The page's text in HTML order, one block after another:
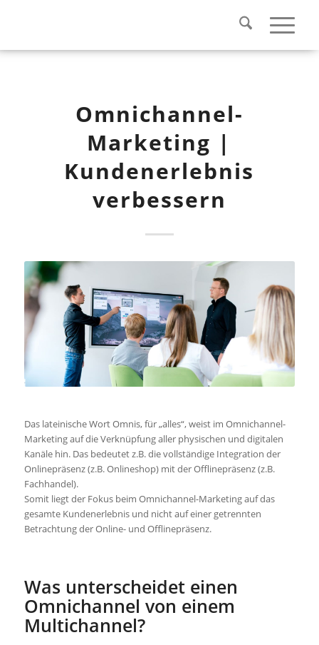
Omnichannel-
Marketing |
Kundenerlebnis
verbessern
Das lateinische Wort Omnis, für „alles“, weist im Omnichannel-
Marketing auf die Verknüpfung aller physischen und digitalen
Kanäle hin. Das bedeutet z.B. die vollständige Integration der
Onlinepräsenz (z.B. Onlineshop) mit der Offlinepräsenz (z.B.
Fachhandel).
Somit liegt der Fokus beim Omnichannel-Marketing auf das
gesamte Kundenerlebnis und nicht auf einer getrennten
Betrachtung der Online- und Offlinepräsenz.
Was unterscheidet einen
Omnichannel von einem
Multichannel?